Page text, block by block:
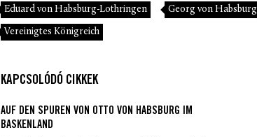
Eduard von Habsburg-Lothringen Georg von Habsburg
Vereinigtes Königreich
KAPCSOLÓDÓ CIKKEK
AUF DEN SPUREN VON OTTO VON HABSBURG IM
BASKENLAND